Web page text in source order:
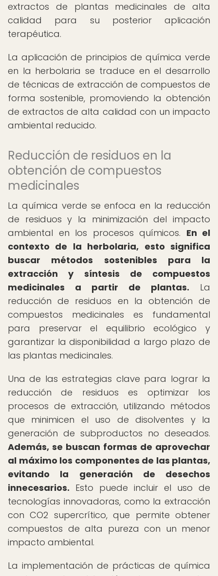
extractos de plantas medicinales de alta
calidad para su posterior aplicación
terapéutica.
La aplicación de principios de química verde
en la herbolaria se traduce en el desarrollo
de técnicas de extracción de compuestos de
forma sostenible, promoviendo la obtención
de extractos de alta calidad con un impacto
ambiental reducido.
Reducción de residuos en la
obtención de compuestos
medicinales
La química verde se enfoca en la reducción
de residuos y la minimización del impacto
ambiental en los procesos químicos. En el
contexto de la herbolaria, esto significa
buscar métodos sostenibles para la
extracción y síntesis de compuestos
medicinales a partir de plantas. La
reducción de residuos en la obtención de
compuestos medicinales es fundamental
para preservar el equilibrio ecológico y
garantizar la disponibilidad a largo plazo de
las plantas medicinales.
Una de las estrategias clave para lograr la
reducción de residuos es optimizar los
procesos de extracción, utilizando métodos
que minimicen el uso de disolventes y la
generación de subproductos no deseados.
Además, se buscan formas de aprovechar
al máximo los componentes de las plantas,
evitando la generación de desechos
innecesarios. Esto puede incluir el uso de
tecnologías innovadoras, como la extracción
con CO2 supercrítico, que permite obtener
compuestos de alta pureza con un menor
impacto ambiental.
La implementación de prácticas de química